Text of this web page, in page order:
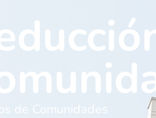
de Comunidades